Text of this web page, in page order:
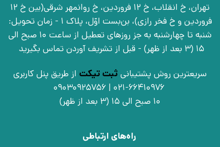
تهران، خ انقلاب، خ 12 فروردین، خ روانمهر شرقی(بین خ 12
فروردین و خ فخر رازی)، بن‌بست اوّل، پلاک 1 - زمان تحویل:
شنبه تا چهارشنبه به جز روزهای تعطیل از ساعت 10 صبح الی
15 (3 بعد از ظهر) - قبل از تشریف آوردن تماس بگیرید
سریعترین روش پشتیبانی ثبت تیکت از طریق پنل کاربری
021-66410976 | 09030925756
10 صبح الی 15 (3 بعد از ظهر)
راه‌های ارتباطی